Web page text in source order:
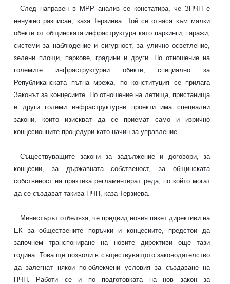
След направен в МРР анализ се констатира, че ЗПЧП е
ненужно разписан, каза Терзиева. Той се отнася към малки
обекти от общинската инфраструктура като паркинги, гаражи,
системи за наблюдение и сигурност, за улично осветление,
зелени площи, паркове, градини и други. По отношение на
големите инфраструктурни обекти, специално за
Републиканската пътна мрежа, по конституция се прилага
Законът за концесиите. По отношение на летища, пристанища
и други големи инфраструктурни проекти има специални
закони, които изискват да се приемат само и изрично
концесионните процедури като начин за управление.
Съществуващите закони за задължение и договори, за
концесии, за държавната собственост, за общинската
собственост на практика регламентират реда, по който могат
да се създават такива ПЧП, каза Терзиева.
Министърът отбеляза, че предвид новия пакет директиви на
ЕК за обществените поръчки и концесиите, предстои да
започнем транспониране на новите директиви още тази
година. Това ще позволи в съществуващото законодателство
да залегнат някои по-облекчени условия за създаване на
ПЧП. Работи се и по подготовката на нов закон за